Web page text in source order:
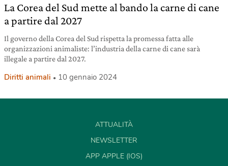
La Corea del Sud mette al bando la carne di cane
a partire dal 2027
Il governo della Corea del Sud rispetta la promessa fatta alle
organizzazioni animaliste: l’industria della carne di cane sarà
illegale a partire dal 2027.
Diritti animali 10 gennaio 2024
ATTUALITÀ
NEWSLETTER
APP APPLE (IOS)